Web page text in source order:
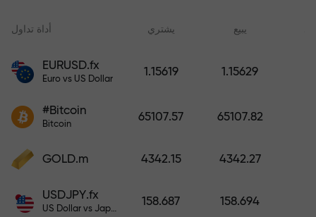
مطبعياً. كلما زاد مبلغ الإيداع، زادت
أداة تداول يشتري يبيع
EURUSD.fx
Euro vs US Dollar
1.15619 1.15629
#Bitcoin
Bitcoin
65107.57 65107.82
GOLD.m 4342.15 4342.27
USDJPY.fx
US Dollar vs Japanese Yen
158.687 158.694